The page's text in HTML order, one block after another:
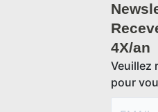
4X/an
Veuillez
pour